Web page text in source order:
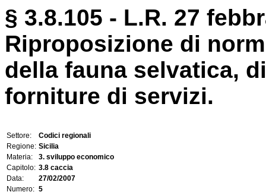
§ 3.8.105 - L.R. 27
Riproposizione di
della fauna selvatica,
forniture di servizi.
Settore:
Codici regionali
Regione: Sicilia
Materia:
3. sviluppo economico
Capitolo: 3.8 caccia
Data:
27/02/2007
Numero: 5